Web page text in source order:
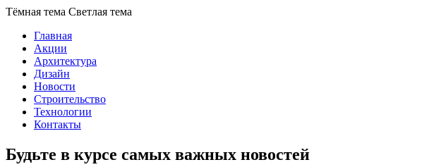
Тёмная тема Светлая тема
Главная
Акции
Архитектура
Дизайн
Новости
Строительство
Технологии
Контакты
Будьте в курсе самых важных новостей